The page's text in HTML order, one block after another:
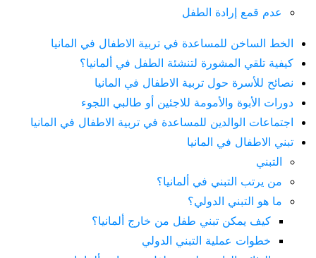
عدم قمع إرادة الطفل
الخط الساخن للمساعدة في تربية الاطفال في المانيا
كيفية تلقي المشورة لتنشئة الطفل في ألمانيا؟
نصائح للأسرة حول تربية الاطفال في المانيا
دورات الأبوة والأمومة للاجئين أو طالبي اللجوء
اجتماعات الوالدين للمساعدة في تربية الاطفال في المانيا
تبني الاطفال في المانيا
التبني
من يرتب التبني في ألمانيا؟
ما هو التبني الدولي؟
كيف يمكن تبني طفل من خارج ألمانيا؟
خطوات عملية التبني الدولي